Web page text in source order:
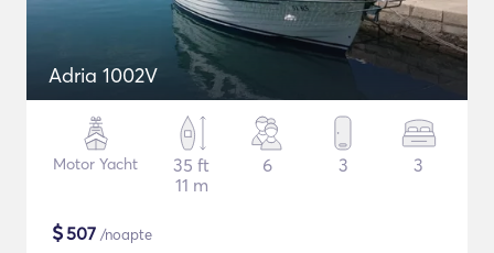
Adria 1002V
Motor Yacht
35 ft
11 m
6 3 3
$507 /noapte